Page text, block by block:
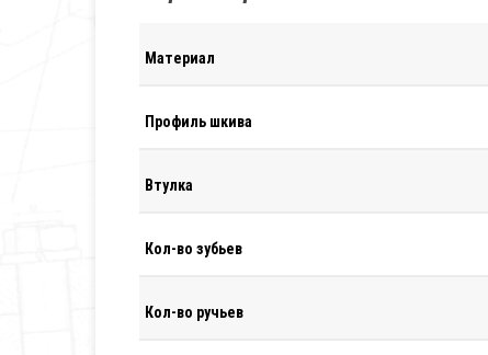
Материал
Профиль шкива
Втулка
Кол-во зубьев
Кол-во ручьев